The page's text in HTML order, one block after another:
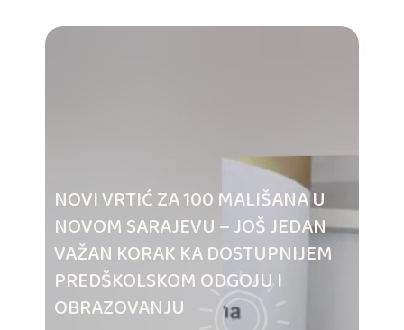
NOVI VRTIĆ ZA 100 MALIŠANA U
NOVOM SARAJEVU – JOŠ JEDAN
VAŽAN KORAK KA DOSTUPNIJEM
PREDŠKOLSKOM ODGOJU I
OBRAZOVANJU